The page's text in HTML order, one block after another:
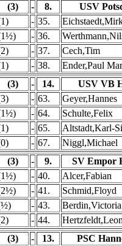
(3) - 8.
USV
- 35.
- 36.
- 37.
Cech,Tim
- 38.
Ender,Paul
(3) - 14.
USV VB
- 63.
Geyer,Hannes
- 64.
Schulte,Felix
- 65.
Altstadt,Karl-
- 67.
Niggl,Michael
(3) - 9.
SV Empor
- 40.
Alcer,Fabian
- 41.
Schmid,Floyd
- 43.
Berdin,Victoria
- 44.
(3) - 13.
PSC